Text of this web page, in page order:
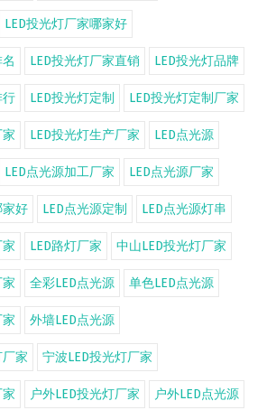
LED投光灯厂家哪家好
LED投光灯厂家直销 LED投光灯品牌
行 LED投光灯定制 LED投光灯定制厂家
LED投光灯生产厂家 LED点光源
LED点光源加工厂家 LED点光源厂家
家好 LED点光源定制 LED点光源灯串
LED路灯厂家 中山LED投光灯厂家
全彩LED点光源 单色LED点光源
外墙LED点光源
家 宁波LED投光灯厂家
户外LED投光灯厂家 户外LED点光源